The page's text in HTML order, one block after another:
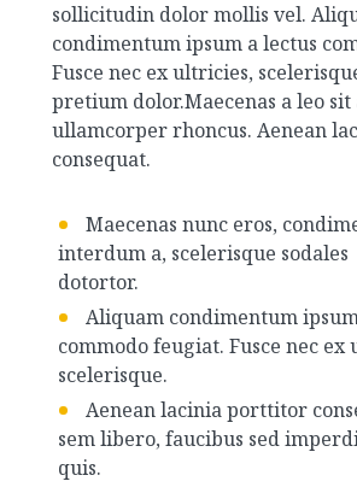
sollicitudin dolor mollis vel.
condimentum ipsum a lectus
Fusce nec ex ultricies,
pretium dolor.Maecenas a leo
ullamcorper rhoncus. Aenean
consequat.
Maecenas nunc eros,
interdum a, scelerisque
dotortor.
Aliquam condimentum
commodo feugiat. Fusce nec ex
scelerisque.
Aenean lacinia porttitor
sem libero, faucibus sed
quis.